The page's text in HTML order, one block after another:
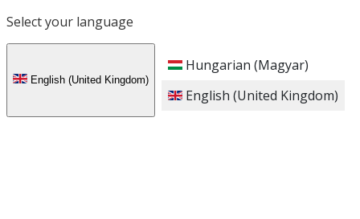
Select your language
English (United Kingdom)
Hungarian (Magyar)
English (United Kingdom)